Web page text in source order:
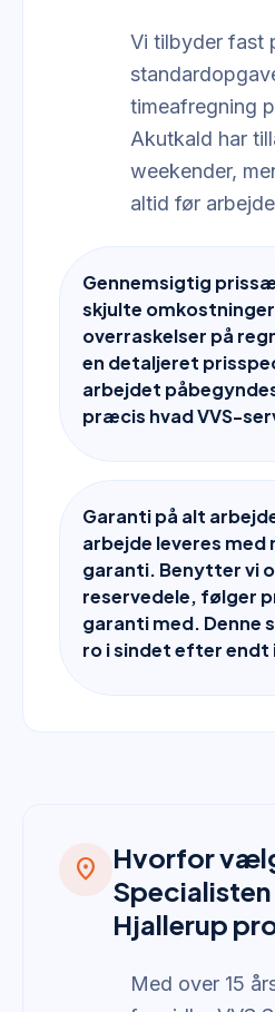
Vi tilbyder fast
timeafregning
Akutkald har
weekender,
altid før
Gennemsigtig
skjulte
overraskelser på
en detaljeret
arbejdet
præcis hvad VVS-
Garanti på alt
arbejde leveres med
garanti. Benytter vi
reservedele, følger
garanti med. Denne
ro i sindet efter
location_on
Hvorfor
Hjallerup
Med over 15